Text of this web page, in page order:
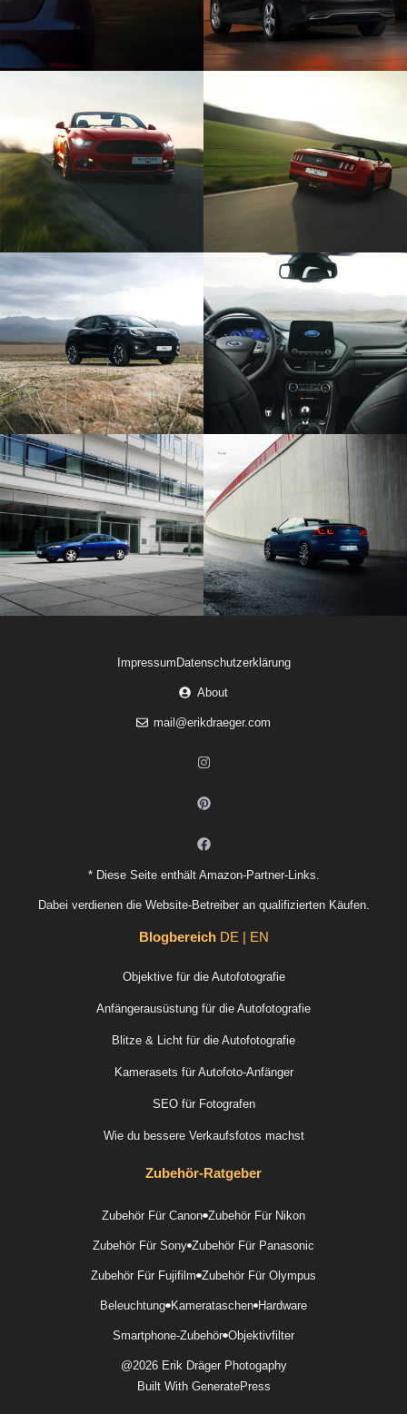
Zubehör-Ratgeber
Zubehör Für Canon Zubehör Für Nikon
Zubehör Für Sony Zubehör Für Panasonic
Zubehör Für Fujifilm Zubehör Für Olympus
Beleuchtung Kamerataschen Hardware
Smartphone-Zubehör Objektivfilter
@2026 Erik Dräger Photogaphy
Built With GeneratePress
BlogbereichDE | EN
Objektive für die Autofotografie
Anfängerausüstung für die Autofotografie
Blitze & Licht für die Autofotografie
Kamerasets für Autofoto-Anfänger
SEO für Fotografen
Wie du bessere Verkaufsfotos machst
Impressum Datenschutzerklärung
About
mail@erikdraeger.com
* Diese Seite enthält Amazon-Partner-Links.
Dabei verdienen die Website-Betreiber an qualifizierten Käufen.